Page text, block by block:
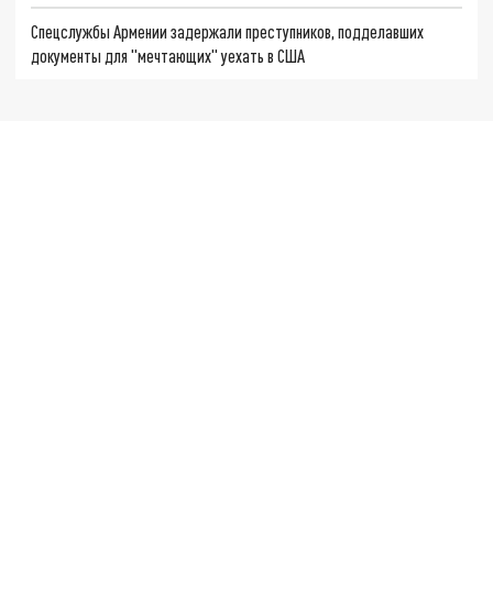
Спецслужбы Армении задержали преступников, подделавших
документы для "мечтающих" уехать в США